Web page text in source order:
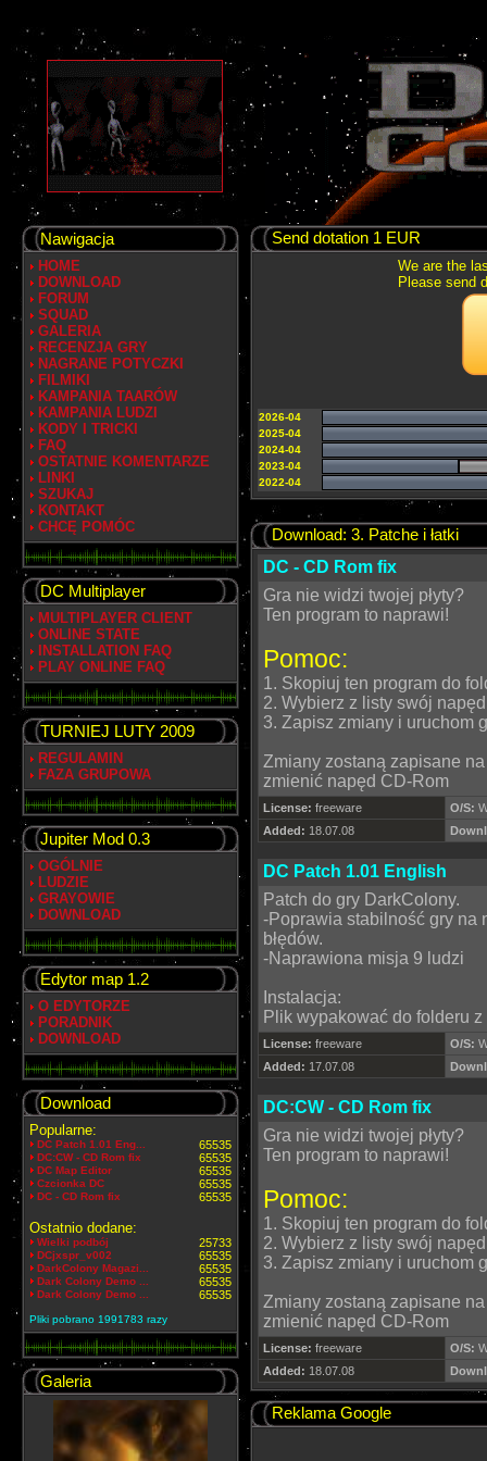
Nawigacja
HOME
DOWNLOAD
FORUM
SQUAD
GALERIA
RECENZJA GRY
NAGRANE POTYCZKI
FILMIKI
KAMPANIA TAARÓW
KAMPANIA LUDZI
KODY I TRICKI
FAQ
OSTATNIE KOMENTARZE
LINKI
SZUKAJ
KONTAKT
CHCĘ POMÓC
DC Multiplayer
MULTIPLAYER CLIENT
ONLINE STATE
INSTALLATION FAQ
PLAY ONLINE FAQ
TURNIEJ LUTY 2009
REGULAMIN
FAZA GRUPOWA
Jupiter Mod 0.3
OGÓLNIE
LUDZIE
GRAYOWIE
DOWNLOAD
Edytor map 1.2
O EDYTORZE
PORADNIK
DOWNLOAD
Download
Popularne:
DC Patch 1.01 Eng... 65535
DC:CW - CD Rom fix 65535
DC Map Editor 65535
Czcionka DC 65535
DC - CD Rom fix 65535
Ostatnio dodane:
Wielki podbój 25733
DCjxspr_v002 65535
DarkColony Magazi... 65535
Dark Colony Demo ... 65535
Dark Colony Demo ... 65535
Pliki pobrano 1991783 razy
Galeria
Send dotation 1 EUR
We are the
Please send
2026-04
2025-04
2024-04
2023-04
2022-04
Download: 3. Patche i łatki
DC - CD Rom fix
Gra nie widzi twojej płyty?
Ten program to naprawi!
Pomoc:
1. Skopiuj ten program do
2. Wybierz z listy swój
3. Zapisz zmiany i uruchom
Zmiany zostaną zapisane
zmienić napęd CD-Rom
License: freeware O/S:
Added: 18.07.08
DC Patch 1.01 English
Patch do gry DarkColony.
-Poprawia stabilność gry na
błędów.
-Naprawiona misja 9 ludzi
Instalacja:
Plik wypakować do folderu z
License: freeware O/S:
Added: 17.07.08
DC:CW - CD Rom fix
Gra nie widzi twojej płyty?
Ten program to naprawi!
Pomoc:
1. Skopiuj ten program do
2. Wybierz z listy swój
3. Zapisz zmiany i uruchom
Zmiany zostaną zapisane
zmienić napęd CD-Rom
License: freeware O/S:
Added: 18.07.08
Reklama Google